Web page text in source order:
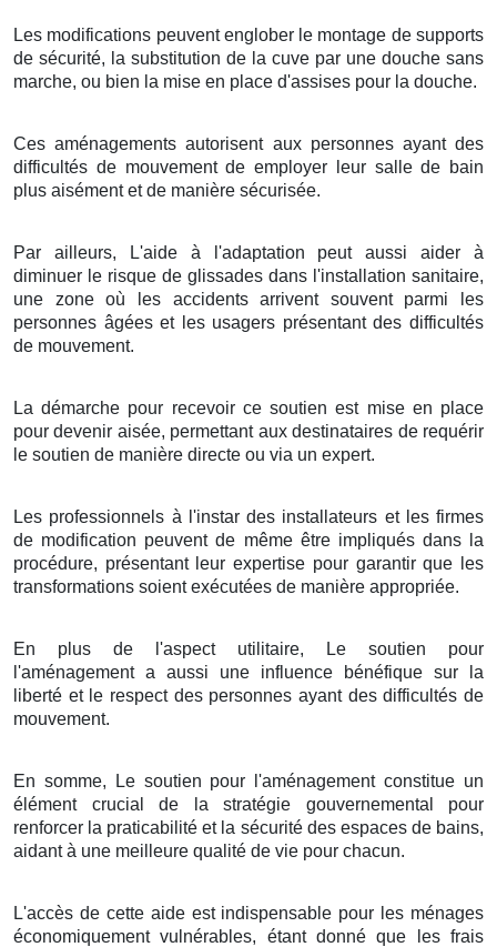
Les modifications peuvent englober le montage de supports
de sécurité, la substitution de la cuve par une douche sans
marche, ou bien la mise en place d'assises pour la douche.
Ces aménagements autorisent aux personnes ayant des
difficultés de mouvement de employer leur salle de bain
plus aisément et de manière sécurisée.
Par ailleurs, L'aide à l'adaptation peut aussi aider à
diminuer le risque de glissades dans l'installation sanitaire,
une zone où les accidents arrivent souvent parmi les
personnes âgées et les usagers présentant des difficultés
de mouvement.
La démarche pour recevoir ce soutien est mise en place
pour devenir aisée, permettant aux destinataires de requérir
le soutien de manière directe ou via un expert.
Les professionnels à l'instar des installateurs et les firmes
de modification peuvent de même être impliqués dans la
procédure, présentant leur expertise pour garantir que les
transformations soient exécutées de manière appropriée.
En plus de l'aspect utilitaire, Le soutien pour
l'aménagement a aussi une influence bénéfique sur la
liberté et le respect des personnes ayant des difficultés de
mouvement.
En somme, Le soutien pour l'aménagement constitue un
élément crucial de la stratégie gouvernemental pour
renforcer la praticabilité et la sécurité des espaces de bains,
aidant à une meilleure qualité de vie pour chacun.
L'accès de cette aide est indispensable pour les ménages
économiquement vulnérables, étant donné que les frais